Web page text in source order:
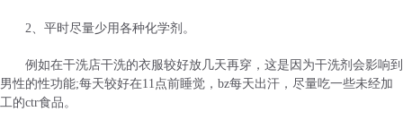
2、平时尽量少用各种化学剂。
例如在干洗店干洗的衣服较好放几天再穿，这是因为干洗剂会影响到
男性的性功能;每天较好在11点前睡觉，bz每天出汗，尽量吃一些未经加
工的ctr食品。